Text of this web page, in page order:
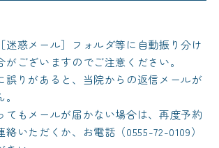
迷惑メール］フォルダ等に自動振り分け
がございますのでご注意ください。
誤りがあると、当院からの返信メールが
てもメールが届かない場合は、再度予約
絡いただくか、お電話（0555-72-0109）